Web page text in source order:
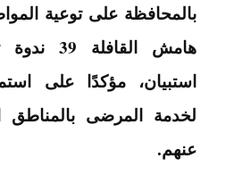
بالمحافظة على توعية
استبيان، مؤكدًا على
لخدمة المرضى بالمناطق
عنهم.